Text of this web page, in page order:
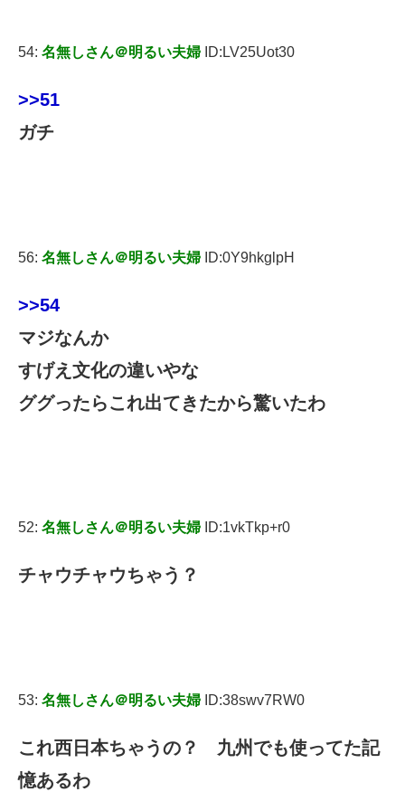
54: 名無しさん＠明るい夫婦 ID:LV25Uot30
>>51
ガチ
56: 名無しさん＠明るい夫婦 ID:0Y9hkglpH
>>54
マジなんか
すげえ文化の違いやな
ググったらこれ出てきたから驚いたわ
52: 名無しさん＠明るい夫婦 ID:1vkTkp+r0
チャウチャウちゃう？
53: 名無しさん＠明るい夫婦 ID:38swv7RW0
これ西日本ちゃうの？ 九州でも使ってた記
憶あるわ